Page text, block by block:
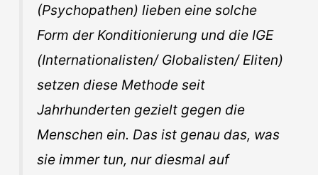
(Psychopathen) lieben eine solche
Form der Konditionierung und die IGE
(Internationalisten/ Globalisten/ Eliten)
setzen diese Methode seit
Jahrhunderten gezielt gegen die
Menschen ein. Das ist genau das, was
sie immer tun, nur diesmal auf